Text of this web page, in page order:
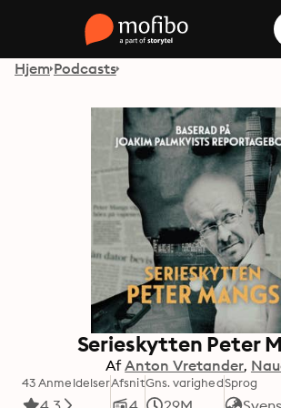
Hjem Podcasts
Serieskytten Peter
Af Anton Vretander
43 AnmeldelserAfsnitGns. varighedSprog